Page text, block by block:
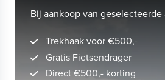
Bij aankoop van
Trekhaak voor €500,-
Gratis Fietsendrager
Direct €500,- korting